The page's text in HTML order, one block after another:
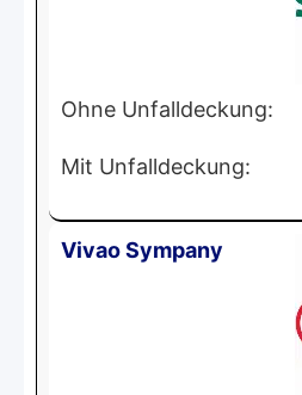
Ohne Unfalldeckung:
Mit Unfalldeckung:
Vivao Sympany